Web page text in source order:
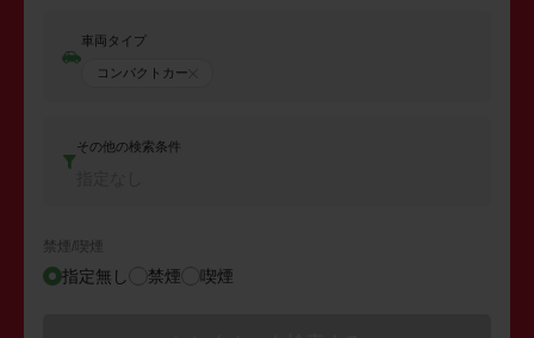
車両タイプ
コンパクトカー
その他の検索条件
禁煙/喫煙
指定無し 禁煙 喫煙